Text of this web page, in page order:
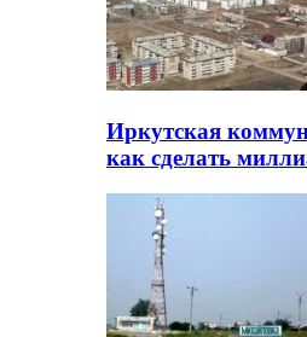
Иркутская
как сделать